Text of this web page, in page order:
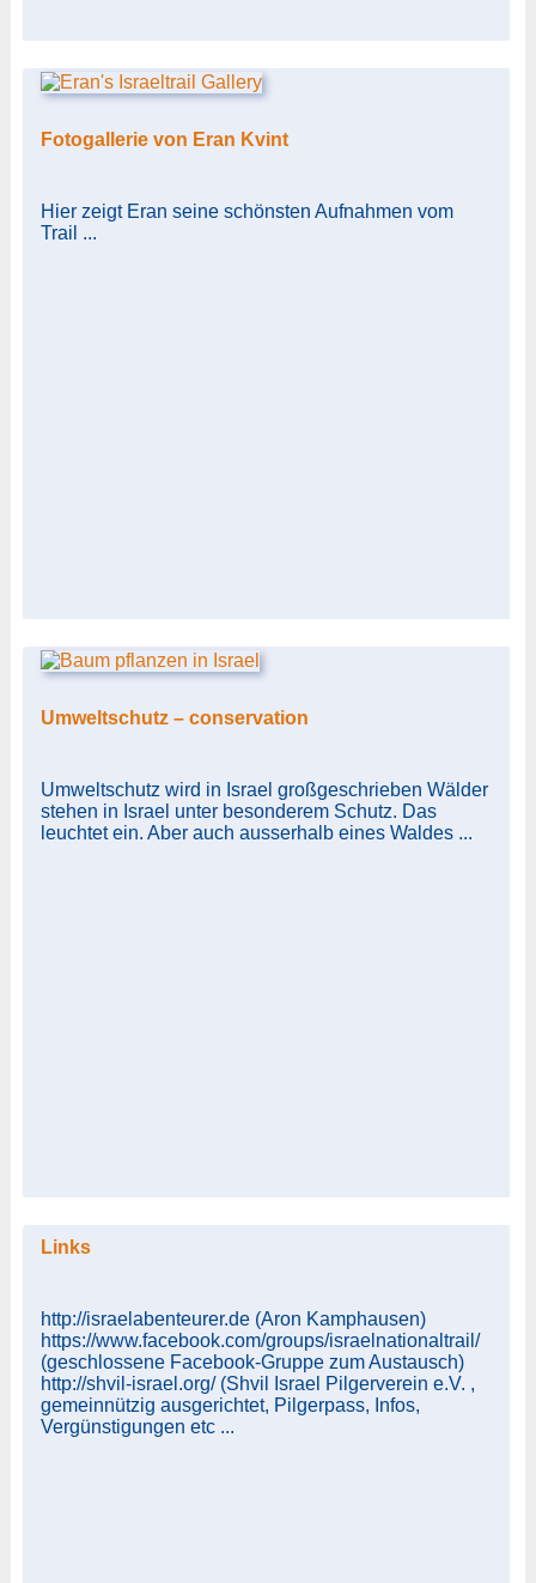
Fotogallerie von Eran Kvint
Hier zeigt Eran seine schönsten Aufnahmen vom
Trail ...
Umweltschutz – conservation
Umweltschutz wird in Israel großgeschrieben Wälder
stehen in Israel unter besonderem Schutz. Das
leuchtet ein. Aber auch ausserhalb eines Waldes ...
Links
http://israelabenteurer.de (Aron Kamphausen)
https://www.facebook.com/groups/israelnationaltrail/
(geschlossene Facebook-Gruppe zum Austausch)
http://shvil-israel.org/ (Shvil Israel Pilgerverein e.V. ,
gemeinnützig ausgerichtet, Pilgerpass, Infos,
Vergünstigungen etc ...